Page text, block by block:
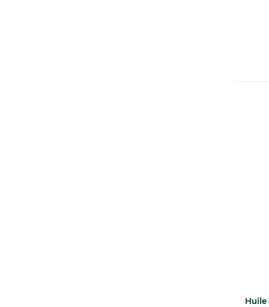
Huile